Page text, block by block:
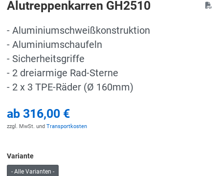
Alutreppenkarren GH2510
- Aluminiumschweißkonstruktion
- Aluminiumschaufeln
- Sicherheitsgriffe
- 2 dreiarmige Rad-Sterne
- 2 x 3 TPE-Räder (Ø 160mm)
ab 316,00 €
zzgl. MwSt. und Transportkosten
Variante
- Alle Varianten -